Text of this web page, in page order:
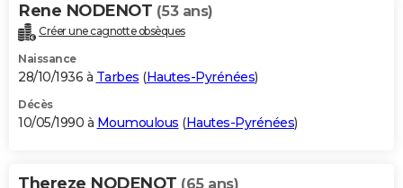
Rene NODENOT (53 ans)
Créer une cagnotte obsèques
Naissance
28/10/1936 à Tarbes (Hautes-Pyrénées)
Décès
10/05/1990 à Moumoulous (Hautes-Pyrénées)
Thereze NODENOT (65 ans)